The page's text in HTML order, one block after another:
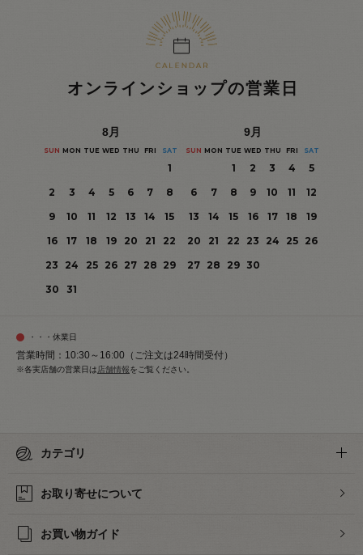
オンラインショップの営業日
8月
SUN MON TUE WED THU FRI SAT
1
2
3 4 5 6 7
8
9
10 11 12 13 14
15
16
17 18 19 20 21
22
23
24 25 26 27 28 29
30
31
9月
SUN MON TUE WED THU FRI SAT
1 2 3 4
5
6
7 8 9 10 11
12
13
14 15 16 17 18
19
20
21 22 23 24 25
26
27 28 29 30
・・・休業日
営業時間：10:30～16:00（ご注文は24時間受付）
※各実店舗の営業日は 店舗情報をご覧ください。
カテゴリ
お取り寄せについて
お買い物ガイド